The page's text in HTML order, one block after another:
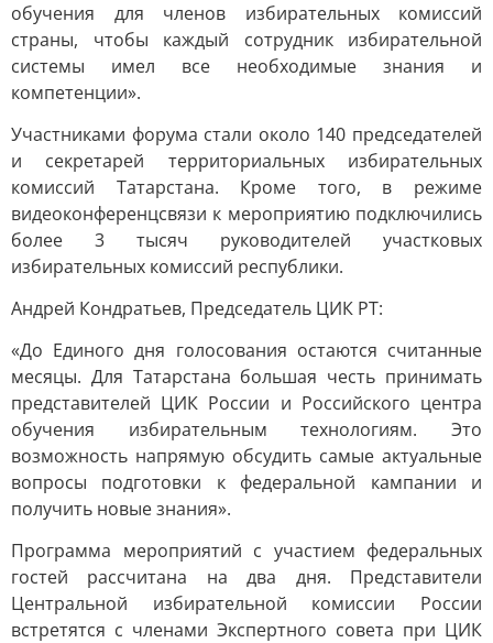
обучения для членов избирательных комиссий
страны, чтобы каждый сотрудник избирательной
системы имел все необходимые знания и
компетенции».
Участниками форума стали около 140 председателей
и секретарей территориальных избирательных
комиссий Татарстана. Кроме того, в режиме
видеоконференцсвязи к мероприятию подключились
более 3 тысяч руководителей участковых
избирательных комиссий республики.
Андрей Кондратьев, Председатель ЦИК РТ:
«До Единого дня голосования остаются считанные
месяцы. Для Татарстана большая честь принимать
представителей ЦИК России и Российского центра
обучения избирательным технологиям. Это
возможность напрямую обсудить самые актуальные
вопросы подготовки к федеральной кампании и
получить новые знания».
Программа мероприятий с участием федеральных
гостей рассчитана на два дня. Представители
Центральной избирательной комиссии России
встретятся с членами Экспертного совета при ЦИК